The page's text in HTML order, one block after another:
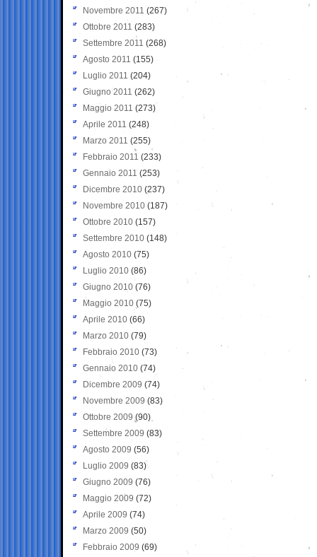
Novembre 2011 (267)
Ottobre 2011 (283)
Settembre 2011 (268)
Agosto 2011 (155)
Luglio 2011 (204)
Giugno 2011 (262)
Maggio 2011 (273)
Aprile 2011 (248)
Marzo 2011 (255)
Febbraio 2011 (233)
Gennaio 2011 (253)
Dicembre 2010 (237)
Novembre 2010 (187)
Ottobre 2010 (157)
Settembre 2010 (148)
Agosto 2010 (75)
Luglio 2010 (86)
Giugno 2010 (76)
Maggio 2010 (75)
Aprile 2010 (66)
Marzo 2010 (79)
Febbraio 2010 (73)
Gennaio 2010 (74)
Dicembre 2009 (74)
Novembre 2009 (83)
Ottobre 2009 (90)
Settembre 2009 (83)
Agosto 2009 (56)
Luglio 2009 (83)
Giugno 2009 (76)
Maggio 2009 (72)
Aprile 2009 (74)
Marzo 2009 (50)
Febbraio 2009 (69)